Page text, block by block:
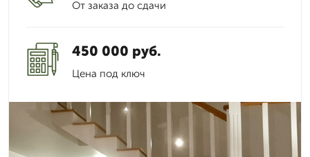
От заказа до сдачи
450 000 руб.
Цена под ключ